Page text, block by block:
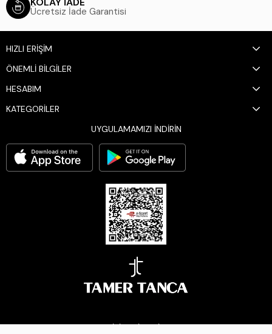
Ücretsiz İade Garantisi
HIZLI ERİŞİM
ÖNEMLİ BİLGİLER
HESABIM
KATEGORİLER
UYGULAMAMIZI İNDİRİN
BİZİ TAKİP EDİN